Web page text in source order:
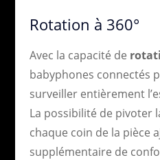
Rotation à 360°
Avec la capacité de
babyphones connectés
surveiller entièrement
La possibilité de pivoter
chaque coin de la pièce
supplémentaire de